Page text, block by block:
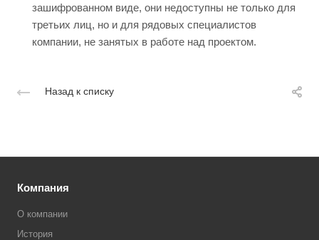
зашифрованном виде, они недоступны не только для
третьих лиц, но и для рядовых специалистов
компании, не занятых в работе над проектом.
Назад к списку
Компания
О компании
История